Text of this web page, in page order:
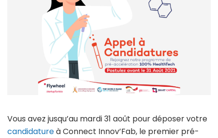
Vous avez jusqu’au mardi 31 août pour déposer votre
candidatureà Connect Innov’Fab, le premier pré-